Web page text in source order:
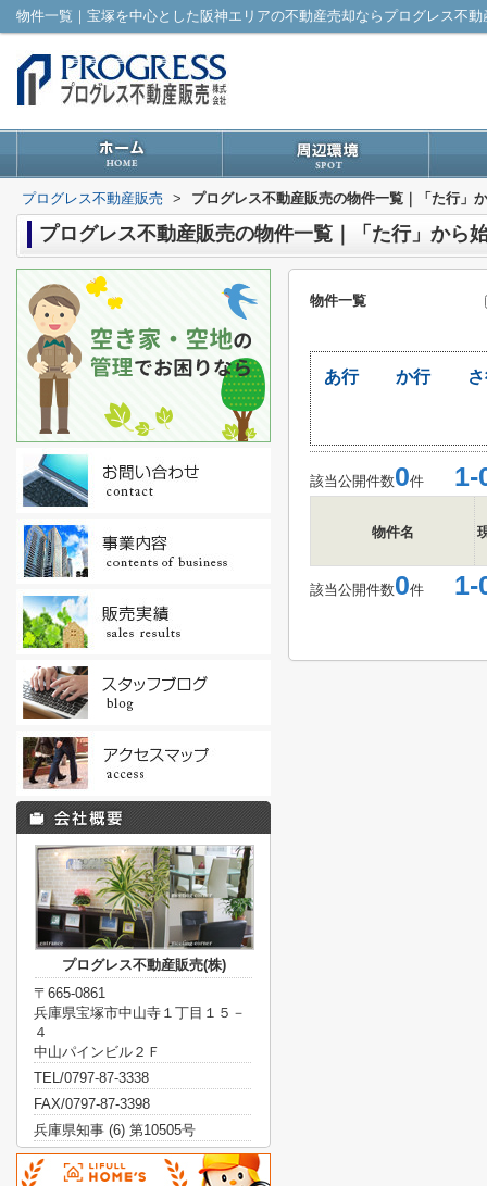
プログレス不動産販売 > プログレス不動産販売の物件一覧｜「た行」
プログレス不動産販売の物件一覧｜「た行」から
物件一覧
あ行 か行
該当公開件数0件 1-
物件名
該当公開件数0件 1-
プログレス不動産販売(株)
〒665-0861
兵庫県宝塚市中山寺１丁目１５－
４
中山パインビル２Ｆ
TEL/0797-87-3338
FAX/0797-87-3398
兵庫県知事 (6) 第10505号